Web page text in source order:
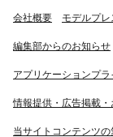
会社概要 モデルプ
編集部からのお知らせ
アプリケーションプ
情報提供・広告掲載
当サイトコンテンツ